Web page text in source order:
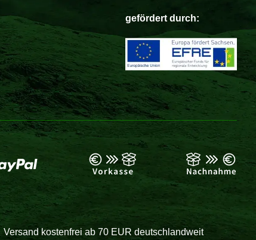
gefördert durch:
Versand kostenfrei ab 70 EUR deutschlandweit